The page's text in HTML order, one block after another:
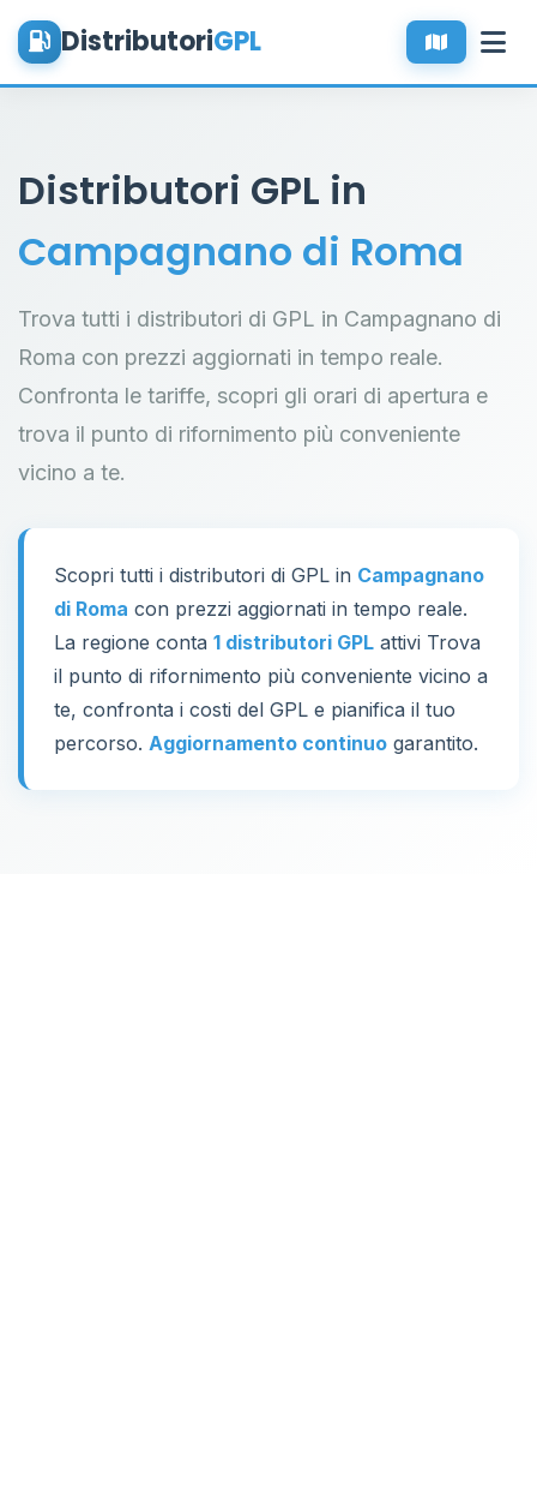
DistributoriGPL
Distributori GPL in
Campagnano di Roma
Trova tutti i distributori di GPL in Campagnano di
Roma con prezzi aggiornati in tempo reale.
Confronta le tariffe, scopri gli orari di apertura e
trova il punto di rifornimento più conveniente
vicino a te.
Scopri tutti i distributori di GPL in Campagnano
di Roma con prezzi aggiornati in tempo reale.
La regione conta 1 distributori GPL attivi Trova
il punto di rifornimento più conveniente vicino a
te, confronta i costi del GPL e pianifica il tuo
percorso. Aggiornamento continuo garantito.